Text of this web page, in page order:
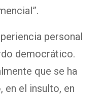
personal
democrático.
que se ha
en el insulto, en